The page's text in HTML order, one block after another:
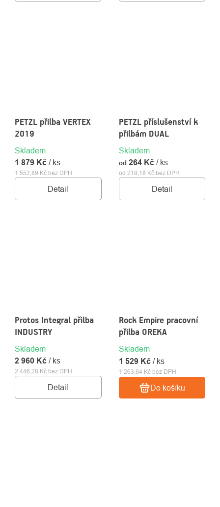
PETZL přilba VERTEX
2019
Skladem
1 552,89 Kč bez DPH
1 879 Kč / ks
Detail
PETZL příslušenství k
přilbám DUAL
Skladem
od 218,18 Kč bez DPH
od 264 Kč / ks
Detail
Protos Integral přilba
INDUSTRY
Skladem
2 446,28 Kč bez DPH
2 960 Kč / ks
Detail
Rock Empire pracovní
přilba OREKA
Skladem
1 263,64 Kč bez DPH
1 529 Kč / ks
Do košíku